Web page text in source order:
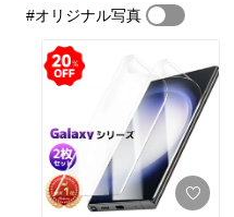
#オリジナル写真